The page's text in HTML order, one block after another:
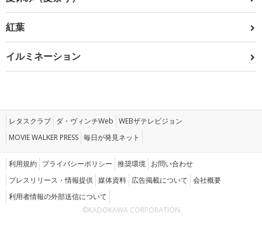
紅葉
イルミネーション
レタスクラブ ダ・ヴィンチWeb WEBザテレビジョン
MOVIE WALKER PRESS 毎日が発見ネット
利用規約 プライバシーポリシー 推奨環境 お問い合わせ
プレスリリース・情報提供 媒体資料 広告掲載について 会社概要
利用者情報の外部送信について
©KADOKAWA CORPORATION